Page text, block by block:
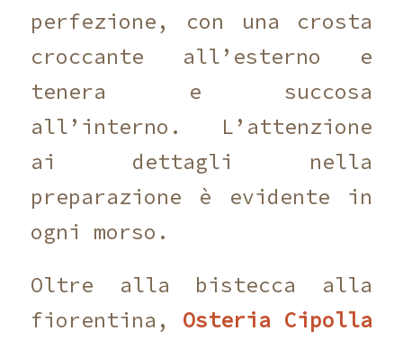
perfezione, con una crosta
croccante all’esterno e
tenera e succosa
all’interno. L’attenzione
ai dettagli nella
preparazione è evidente in
ogni morso.
Oltre alla bistecca alla
fiorentina, Osteria Cipolla